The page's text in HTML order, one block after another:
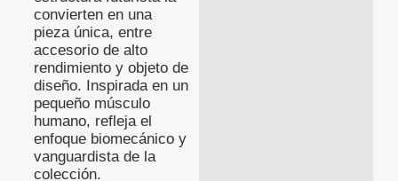
convierten en una
pieza única, entre
accesorio de alto
rendimiento y objeto de
diseño. Inspirada en un
pequeño músculo
humano, refleja el
enfoque biomecánico y
vanguardista de la
colección.